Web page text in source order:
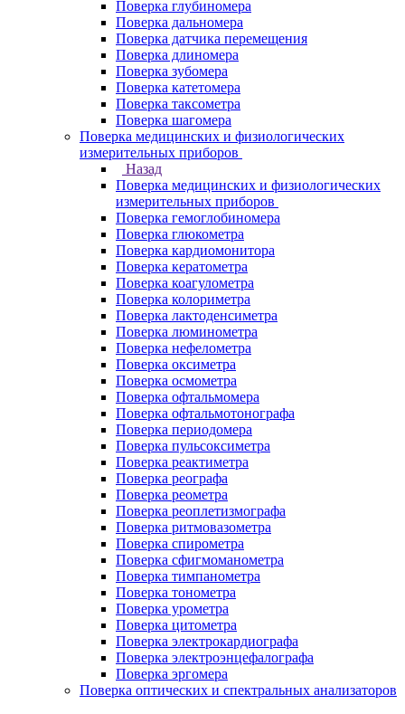
Поверка глубиномера
Поверка дальномера
Поверка датчика перемещения
Поверка длиномера
Поверка зубомера
Поверка катетомера
Поверка таксометра
Поверка шагомера
Поверка медицинских и физиологических
измерительных приборов
Назад
Поверка медицинских и физиологических
измерительных приборов
Поверка гемоглобиномера
Поверка глюкометра
Поверка кардиомонитора
Поверка кератометра
Поверка коагулометра
Поверка колориметра
Поверка лактоденсиметра
Поверка люминометра
Поверка нефелометра
Поверка оксиметра
Поверка осмометра
Поверка офтальмомера
Поверка офтальмотонографа
Поверка периодомера
Поверка пульсоксиметра
Поверка реактиметра
Поверка реографа
Поверка реометра
Поверка реоплетизмографа
Поверка ритмовазометра
Поверка спирометра
Поверка сфигмоманометра
Поверка тимпанометра
Поверка тонометра
Поверка урометра
Поверка цитометра
Поверка электрокардиографа
Поверка электроэнцефалографа
Поверка эргомера
Поверка оптических и спектральных анализаторов